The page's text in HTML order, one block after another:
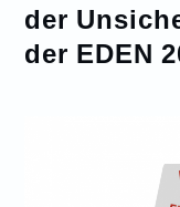
der
der EDEN